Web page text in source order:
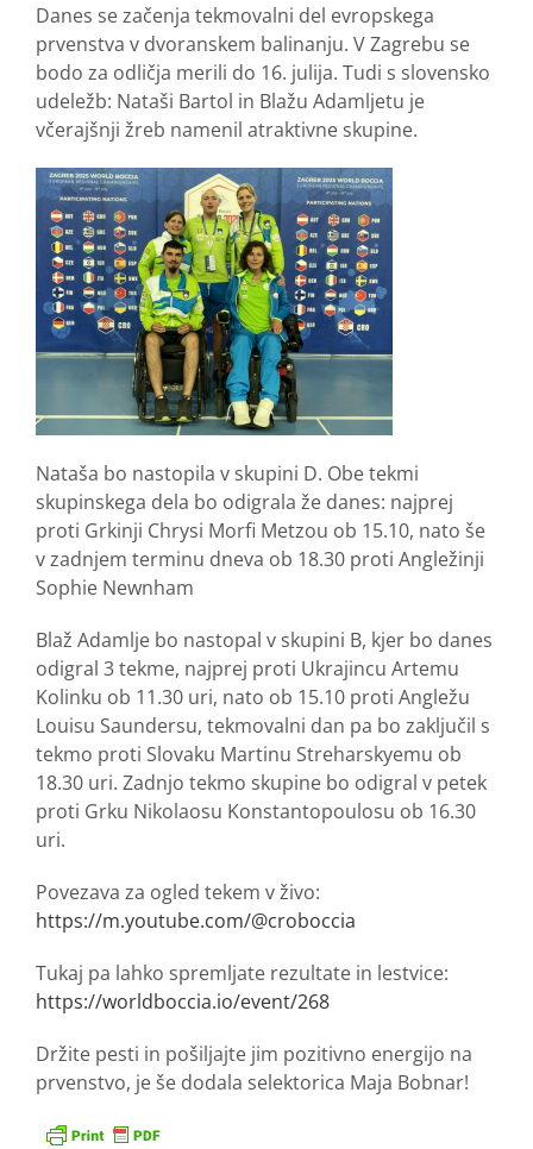
Danes se začenja tekmovalni del evropskega
prvenstva v dvoranskem balinanju. V Zagrebu se
bodo za odličja merili do 16. julija. Tudi s slovensko
udeležb: Nataši Bartol in Blažu Adamljetu je
včerajšnji žreb namenil atraktivne skupine.
Nataša bo nastopila v skupini D. Obe tekmi
skupinskega dela bo odigrala že danes: najprej
proti Grkinji Chrysi Morfi Metzou ob 15.10, nato še
v zadnjem terminu dneva ob 18.30 proti Angležinji
Sophie Newnham
Blaž Adamlje bo nastopal v skupini B, kjer bo danes
odigral 3 tekme, najprej proti Ukrajincu Artemu
Kolinku ob 11.30 uri, nato ob 15.10 proti Angležu
Louisu Saundersu, tekmovalni dan pa bo zaključil s
tekmo proti Slovaku Martinu Streharskyemu ob
18.30 uri. Zadnjo tekmo skupine bo odigral v petek
proti Grku Nikolaosu Konstantopoulosu ob 16.30
uri.
Povezava za ogled tekem v živo:
https://m.youtube.com/@croboccia
Tukaj pa lahko spremljate rezultate in lestvice:
https://worldboccia.io/event/268
Držite pesti in pošiljajte jim pozitivno energijo na
prvenstvo, je še dodala selektorica Maja Bobnar!